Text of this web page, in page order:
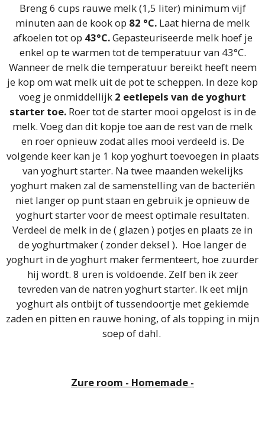
Breng 6 cups rauwe melk (1,5 liter) minimum vijf
minuten aan de kook op 82 °C. Laat hierna de melk
afkoelen tot op 43°C.Gepasteuriseerde melk hoef je
enkel op te warmen tot de temperatuur van 43°C.
Wanneer de melk die temperatuur bereikt heeft neem
je kop om wat melk uit de pot te scheppen. In deze kop
voeg je onmiddellijk 2 eetlepels van de yoghurt
starter toe.Roer tot de starter mooi opgelost is in de
melk. Voeg dan dit kopje toe aan de rest van de melk
en roer opnieuw zodat alles mooi verdeeld is. De
volgende keer kan je 1 kop yoghurt toevoegen in plaats
van yoghurt starter. Na twee maanden wekelijks
yoghurt maken zal de samenstelling van de bacteriën
niet langer op punt staan en gebruik je opnieuw de
yoghurt starter voor de meest optimale resultaten.
Verdeel de melk in de ( glazen ) potjes en plaats ze in
de yoghurtmaker ( zonder deksel ). Hoe langer de
yoghurt in de yoghurt maker fermenteert, hoe zuurder
hij wordt. 8 uren is voldoende. Zelf ben ik zeer
tevreden van de natren yoghurt starter. Ik eet mijn
yoghurt als ontbijt of tussendoortje met gekiemde
zaden en pitten en rauwe honing, of als topping in mijn
soep of dahl.
Zure room - Homemade -